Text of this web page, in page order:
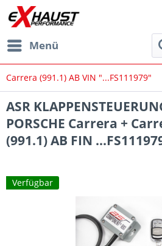
Menü
Carrera (991.1) AB VIN "...FS111979"
ASR
PORSCHE Carrera +
(991.1) AB FIN
Verfügbar